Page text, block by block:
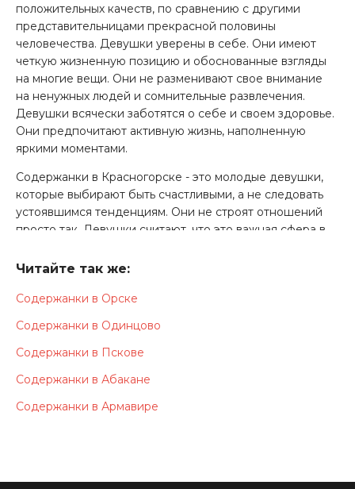
положительных качеств, по сравнению с другими
представительницами прекрасной половины
человечества. Девушки уверены в себе. Они имеют
четкую жизненную позицию и обоснованные взгляды
на многие вещи. Они не разменивают свое внимание
на ненужных людей и сомнительные развлечения.
Девушки всячески заботятся о себе и своем здоровье.
Они предпочитают активную жизнь, наполненную
яркими моментами.
Содержанки в Красногорске - это молодые девушки,
которые выбирают быть счастливыми, а не следовать
устоявшимся тенденциям. Они не строят отношений
просто так. Девушки считают, что это важная сфера в
Они предпочитают знакомиться и вступать в связь
привлекает их харизма, построенная на устойчивой
Содержанки в Красногорске не привыкли жить
"наобум". Девушки с полной серьезностью относятся к
своей жизни, стараясь на свое собственное благо. Они
себя ответственность, а не кормить нескончаемыми
Читайте так же:
Содержанки в Орске
Содержанки в Одинцово
Содержанки в Пскове
Содержанки в Абакане
Содержанки в Армавире